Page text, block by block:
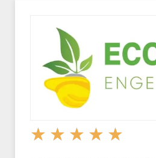
★ ★ ★ ★ ★